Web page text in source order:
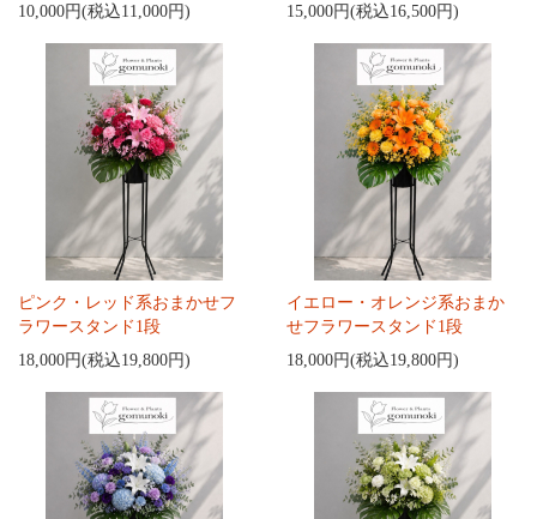
10,000円(税込11,000円)
15,000円(税込16,500円)
ピンク・レッド系おまかせフ
ラワースタンド1段
18,000円(税込19,800円)
イエロー・オレンジ系おまか
せフラワースタンド1段
18,000円(税込19,800円)